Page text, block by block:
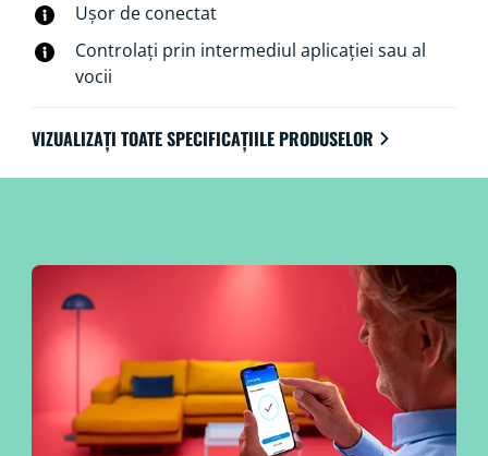
Ușor de conectat
Controlați prin intermediul aplicației sau al
vocii
VIZUALIZAȚI TOATE SPECIFICAȚIILE PRODUSELOR